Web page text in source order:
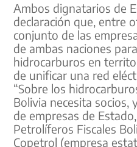
Ambos dignatarios de
declaración que, entre
conjunto de las
de ambas naciones
hidrocarburos en
de unificar una red
“Sobre los
Bolivia necesita socios,
de empresas de
Petrolíferos Fiscales
Copetrol (empresa